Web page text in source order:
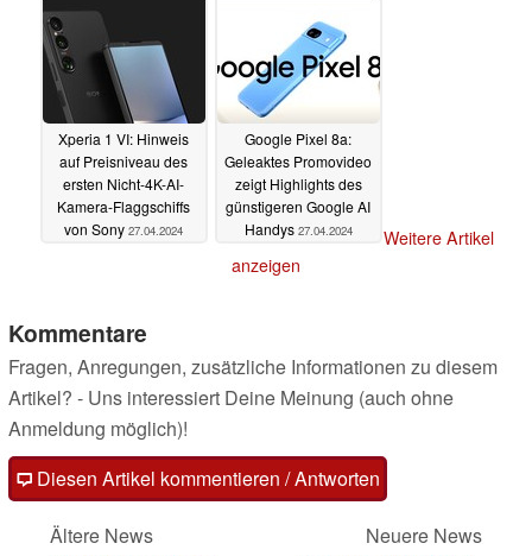
Xperia 1 VI: Hinweis
auf Preisniveau des
ersten Nicht-4K-AI-
Kamera-Flaggschiffs
von Sony 27.04.2024
Google Pixel 8a:
Geleaktes Promovideo
zeigt Highlights des
günstigeren Google AI
Handys 27.04.2024
Weitere Artikel
anzeigen
Kommentare
Fragen, Anregungen, zusätzliche Informationen zu diesem
Artikel? - Uns interessiert Deine Meinung (auch ohne
Anmeldung möglich)!
Diesen Artikel kommentieren / Antworten
Ältere News
Neuere News